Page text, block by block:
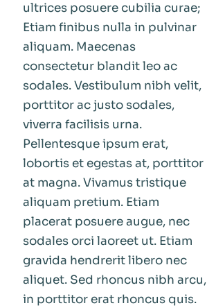
ultrices posuere cubilia curae;
Etiam finibus nulla in pulvinar
aliquam. Maecenas
consectetur blandit leo ac
sodales. Vestibulum nibh velit,
porttitor ac justo sodales,
viverra facilisis urna.
Pellentesque ipsum erat,
lobortis et egestas at, porttitor
at magna. Vivamus tristique
aliquam pretium. Etiam
placerat posuere augue, nec
sodales orci laoreet ut. Etiam
gravida hendrerit libero nec
aliquet. Sed rhoncus nibh arcu,
in porttitor erat rhoncus quis.